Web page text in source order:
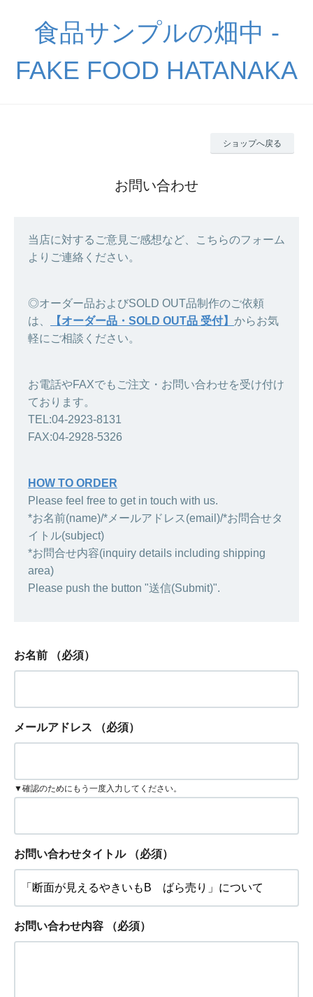
食品サンプルの畑中 -
FAKE FOOD HATANAKA
ショップへ戻る
お問い合わせ
当店に対するご意見ご感想など、こちらのフォーム
よりご連絡ください。
◎オーダー品およびSOLD OUT品制作のご依頼
は、
【オーダー品・SOLD OUT品 受付】 からお気
軽にご相談ください。
お電話やFAXでもご注文・お問い合わせを受け付け
ております。
TEL:04-2923-8131
FAX:04-2928-5326
HOW TO ORDER
Please feel free to get in touch with us.
*お名前(name)/*メールアドレス(email)/*お問合せタ
イトル(subject)
*お問合せ内容(inquiry details including shipping
area)
Please push the button "送信(Submit)".
お名前 （必須）
メールアドレス （必須）
▼確認のためにもう一度入力してください。
お問い合わせタイトル （必須）
お問い合わせ内容 （必須）